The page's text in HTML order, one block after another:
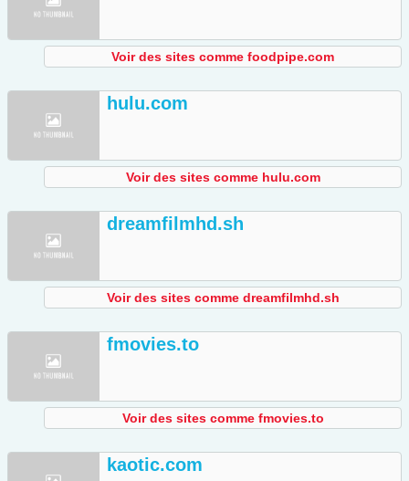
Voir des sites comme foodpipe.com
hulu.com
Voir des sites comme hulu.com
dreamfilmhd.sh
Voir des sites comme dreamfilmhd.sh
fmovies.to
Voir des sites comme fmovies.to
kaotic.com